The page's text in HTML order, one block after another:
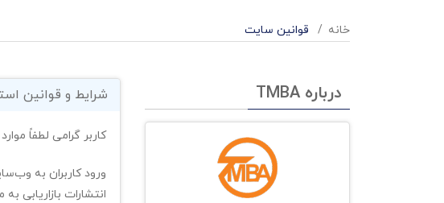
خانه قوانین سایت
شرایط و قوانین
کاربر گرامی لطفاً
ورود کاربران به
انتشارات بازاریابی
درباره TMBA